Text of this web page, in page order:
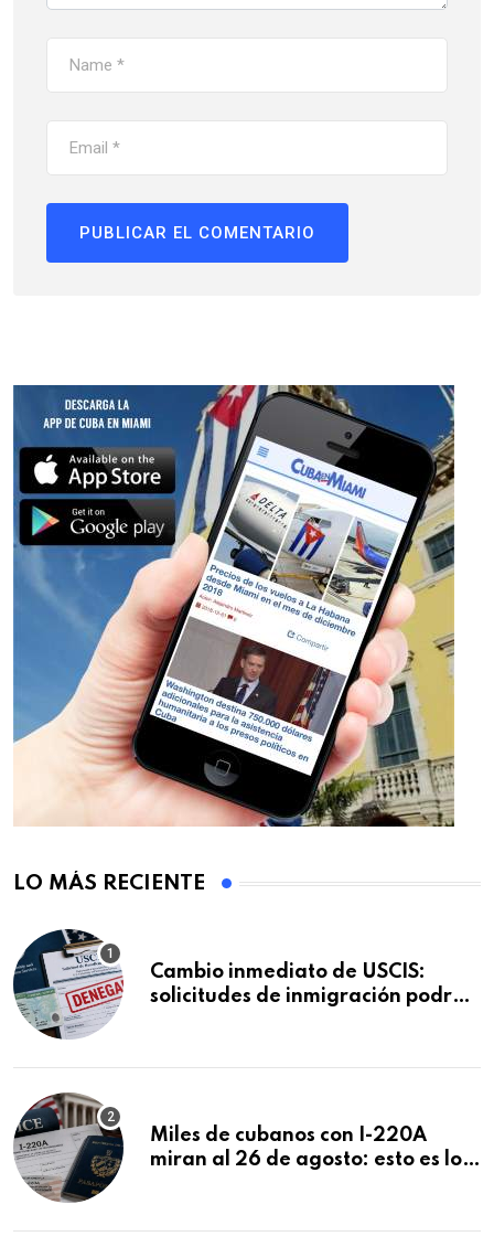
LO MÁS RECIENTE
Cambio inmediato de USCIS:
solicitudes de inmigración podrán
Miles de cubanos con I-220A
miran al 26 de agosto: esto es lo